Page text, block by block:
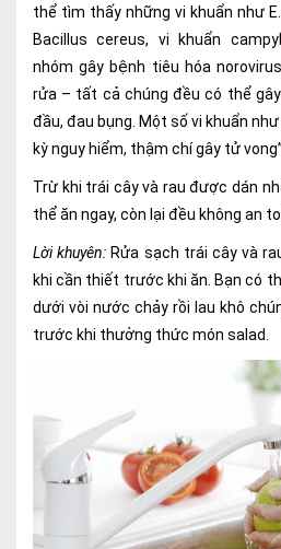
thể tìm thấy những vi khuẩn như
Bacillus cereus, vi khuẩn
nhóm gây bệnh tiêu hóa
rửa – tất cả chúng đều có thể
đầu, đau bụng. Một số vi khuẩn
kỳ nguy hiểm, thậm chí gây tử
Trừ khi trái cây và rau được dán
thể ăn ngay, còn lại đều không an
Lời khuyên: Rửa sạch trái cây và
khi cần thiết trước khi ăn. Bạn có
dưới vòi nước chảy rồi lau khô
trước khi thưởng thức món salad.